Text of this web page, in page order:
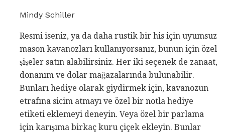
Mindy Schiller
Resmi iseniz, ya da daha rustik bir his için uyumsuz
mason kavanozları kullanıyorsanız, bunun için özel
şişeler satın alabilirsiniz. Her iki seçenek de zanaat,
donanım ve dolar mağazalarında bulunabilir.
Bunları hediye olarak giydirmek için, kavanozun
etrafına sicim atmayı ve özel bir notla hediye
etiketi eklemeyi deneyin. Veya özel bir parlama
için karışıma birkaç kuru çiçek ekleyin. Bunlar